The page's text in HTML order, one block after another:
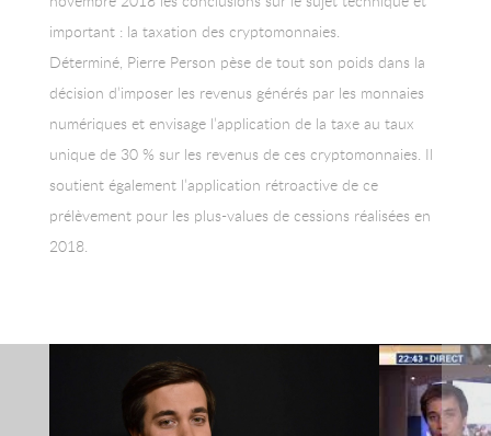
important : la taxation des cryptomonnaies.
Déterminé, Pierre Person pèse de tout son poids dans la
décision d’imposer les revenus générés par les monnaies
numériques et envisage l’application de la taxe au taux
unique de 30 % sur les revenus de ces cryptomonnaies. Il
soutient également l’application rétroactive de ce
prélèvement pour les plus-values de cessions réalisées en
2018.